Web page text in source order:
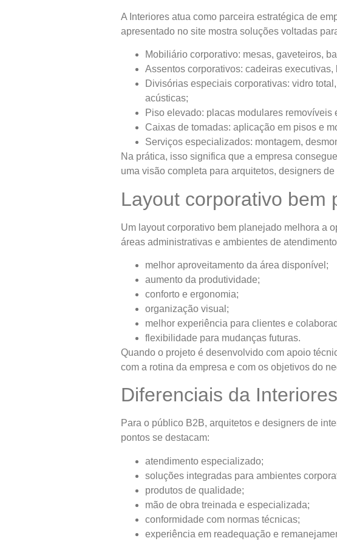
A Interiores atua como parceira estratégica de
apresentado no site mostra soluções voltadas
Mobiliário corporativo: mesas, gaveteiros,
Assentos corporativos: cadeiras
Divisórias especiais corporativas: vidro
acústicas;
Piso elevado: placas modulares removíveis
Caixas de tomadas: aplicação em pisos e
Serviços especializados: montagem,
Na prática, isso significa que a empresa
uma visão completa para arquitetos, designers
Layout corporativo bem
Um layout corporativo bem planejado melhora a
áreas administrativas e ambientes de
melhor aproveitamento da área disponível;
aumento da produtividade;
conforto e ergonomia;
organização visual;
melhor experiência para clientes e
flexibilidade para mudanças futuras.
Quando o projeto é desenvolvido com apoio
com a rotina da empresa e com os objetivos do
Diferenciais da
Para o público B2B, arquitetos e designers de
pontos se destacam:
atendimento especializado;
soluções integradas para ambientes
produtos de qualidade;
mão de obra treinada e especializada;
conformidade com normas técnicas;
experiência em readequação e